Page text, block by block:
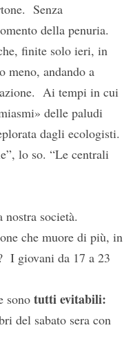
Senza
della penuria.
finite solo ieri, in
meno, andando a
Ai tempi in cui
delle paludi
dagli ecologisti.
lo so. “Le centrali
società.
che muore di più, in
I giovani da 17 a 23
sono tutti evitabili:
del sabato sera con